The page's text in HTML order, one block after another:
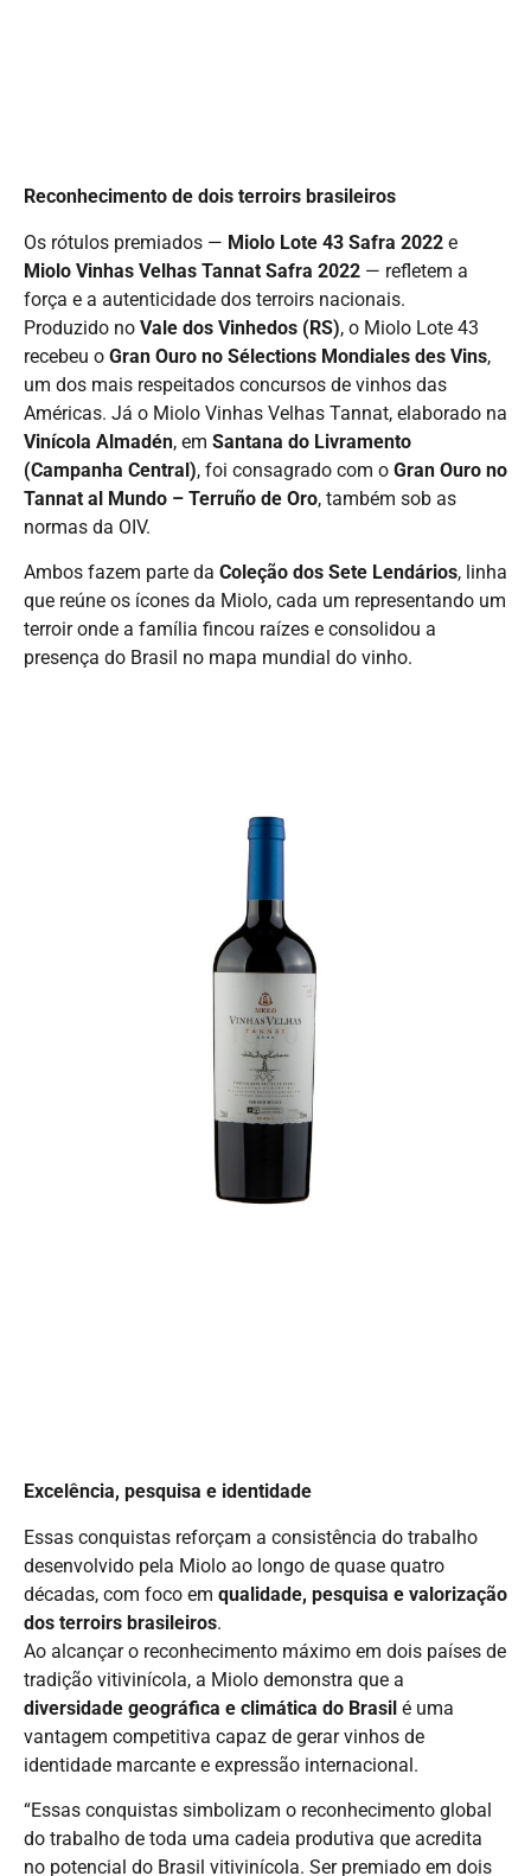
Reconhecimento de dois terroirs brasileiros
Os rótulos premiados — Miolo Lote 43 Safra 2022 e
Miolo Vinhas Velhas Tannat Safra 2022 — refletem a
força e a autenticidade dos terroirs nacionais.
Produzido no Vale dos Vinhedos (RS), o Miolo Lote 43
recebeu o Gran Ouro no Sélections Mondiales des Vins,
um dos mais respeitados concursos de vinhos das
Américas. Já o Miolo Vinhas Velhas Tannat, elaborado na
Vinícola Almadén, em Santana do Livramento
(Campanha Central), foi consagrado com o Gran Ouro no
Tannat al Mundo – Terruño de Oro, também sob as
normas da OIV.
Ambos fazem parte da Coleção dos Sete Lendários, linha
que reúne os ícones da Miolo, cada um representando um
terroir onde a família fincou raízes e consolidou a
presença do Brasil no mapa mundial do vinho.
Excelência, pesquisa e identidade
Essas conquistas reforçam a consistência do trabalho
desenvolvido pela Miolo ao longo de quase quatro
décadas, com foco em qualidade, pesquisa e valorização
dos terroirs brasileiros.
Ao alcançar o reconhecimento máximo em dois países de
tradição vitivinícola, a Miolo demonstra que a
diversidade geográfica e climática do Brasil é uma
vantagem competitiva capaz de gerar vinhos de
identidade marcante e expressão internacional.
“Essas conquistas simbolizam o reconhecimento global
do trabalho de toda uma cadeia produtiva que acredita
no potencial do Brasil vitivinícola. Ser premiado em dois